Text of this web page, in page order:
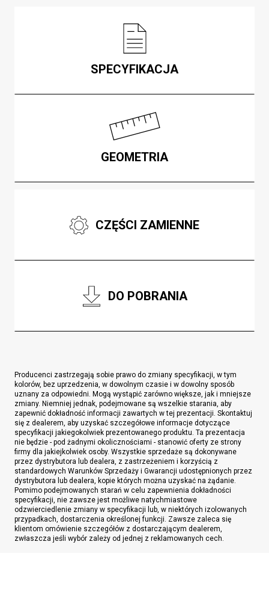
SPECYFIKACJA
GEOMETRIA
CZĘŚCI ZAMIENNE
DO POBRANIA
Producenci zastrzegają sobie prawo do zmiany specyfikacji, w tym
kolorów, bez uprzedzenia, w dowolnym czasie i w dowolny sposób
uznany za odpowiedni. Mogą wystąpić zarówno większe, jak i mniejsze
zmiany. Niemniej jednak, podejmowane są wszelkie starania, aby
zapewnić dokładność informacji zawartych w tej prezentacji. Skontaktuj
się z dealerem, aby uzyskać szczegółowe informacje dotyczące
specyfikacji jakiegokolwiek prezentowanego produktu. Ta prezentacja
nie będzie - pod żadnymi okolicznościami - stanowić oferty ze strony
firmy dla jakiejkolwiek osoby. Wszystkie sprzedaże są dokonywane
przez dystrybutora lub dealera, z zastrzeżeniem i korzyścią z
standardowych Warunków Sprzedaży i Gwarancji udostępnionych przez
dystrybutora lub dealera, kopie których można uzyskać na żądanie.
Pomimo podejmowanych starań w celu zapewnienia dokładności
specyfikacji, nie zawsze jest możliwe natychmiastowe
odzwierciedlenie zmiany w specyfikacji lub, w niektórych izolowanych
przypadkach, dostarczenia określonej funkcji. Zawsze zaleca się
klientom omówienie szczegółów z dostarczającym dealerem,
zwłaszcza jeśli wybór zależy od jednej z reklamowanych cech.